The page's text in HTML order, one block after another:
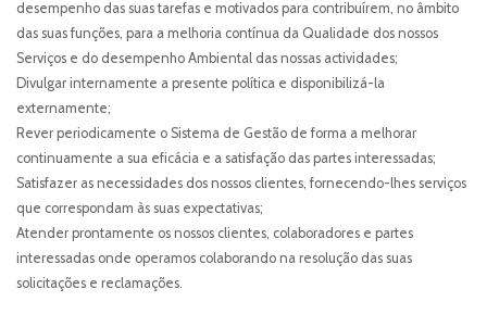
martinsdesa@feirauto.pt
Aveiro
Tel.:
desempenho das suas tarefas e motivados para contribuírem, no âmbito
das suas funções, para a melhoria contínua da Qualidade dos nossos
Serviços e do desempenho Ambiental das nossas actividades;
Divulgar internamente a presente política e disponibilizá-la
externamente;
Rever periodicamente o Sistema de Gestão de forma a melhorar
continuamente a sua eficácia e a satisfação das partes interessadas;
Satisfazer as necessidades dos nossos clientes, fornecendo-lhes serviços
que correspondam às suas expectativas;
Atender prontamente os nossos clientes, colaboradores e partes
interessadas onde operamos colaborando na resolução das suas
solicitações e reclamações.